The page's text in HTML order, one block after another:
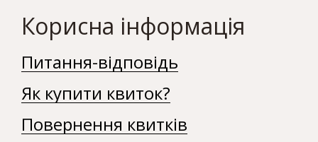
Корисна інформація
Питання-відповідь
Як купити квиток?
Повернення квитків